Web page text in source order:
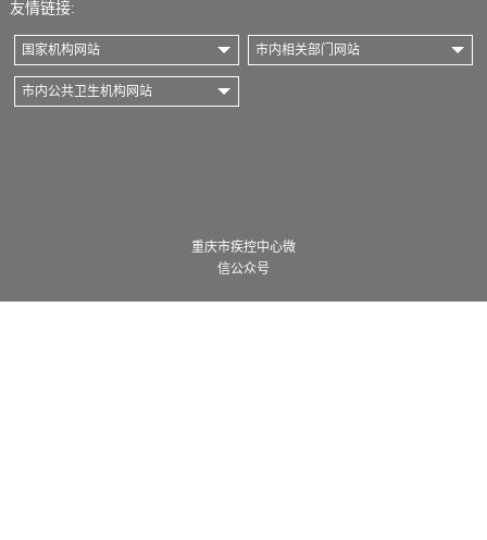
友情链接:
国家机构网站 市内相关部门网站
市内公共卫生机构网站
重庆市疾控中心微
信公众号